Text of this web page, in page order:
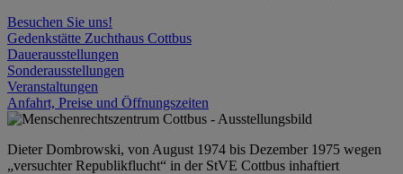
Besuchen Sie uns!
Gedenkstätte Zuchthaus Cottbus
Dauerausstellungen
Sonderausstellungen
Veranstaltungen
Anfahrt, Preise und Öffnungszeiten
Dieter Dombrowski, von August 1974 bis Dezember 1975 wegen
„versuchter Republikflucht“ in der StVE Cottbus inhaftiert